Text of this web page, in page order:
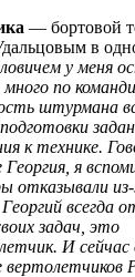
— бортовой
в
у меня
по
штурмана
к технике.
я
отказывали
всегда
задач, это
И